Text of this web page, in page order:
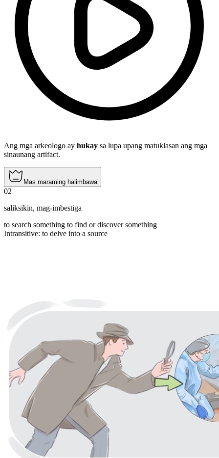
Ang mga arkeologo ay hukay sa lupa upang matuklasan ang mga
sinaunang artifact.
Mas maraming halimbawa
02
saliksikin, mag-imbestiga
to search something to find or discover something
Intransitive: to delve into a source